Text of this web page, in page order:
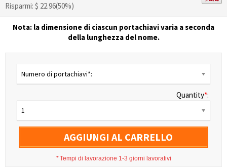
Risparmi: $ 22.96(50%)
Nota: la dimensione di ciascun portachiavi varia a seconda
della lunghezza del nome.
Numero di portachiavi*:
Quantity*:
1
AGGIUNGI AL CARRELLO
*Tempi di lavorazione 1-3 giorni lavorativi